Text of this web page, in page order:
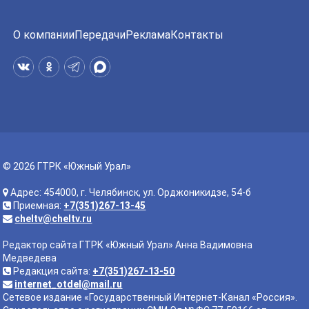
О компанииПередачиРекламаКонтакты
© 2026 ГТРК «Южный Урал»
Адрес: 454000, г. Челябинск, ул. Орджоникидзе, 54-б
Приемная: +7(351)267-13-45
cheltv@cheltv.ru
Редактор сайта ГТРК «Южный Урал» Анна Вадимовна
Медведева
Редакция сайта: +7(351)267-13-50
internet_otdel@mail.ru
Сетевое издание «Государственный Интернет-Канал «Россия».